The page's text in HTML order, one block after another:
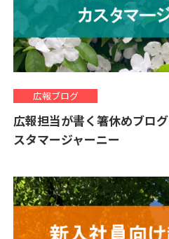
広報ブログ
広報担当が書く箸休めブロ
スタマージャーニー